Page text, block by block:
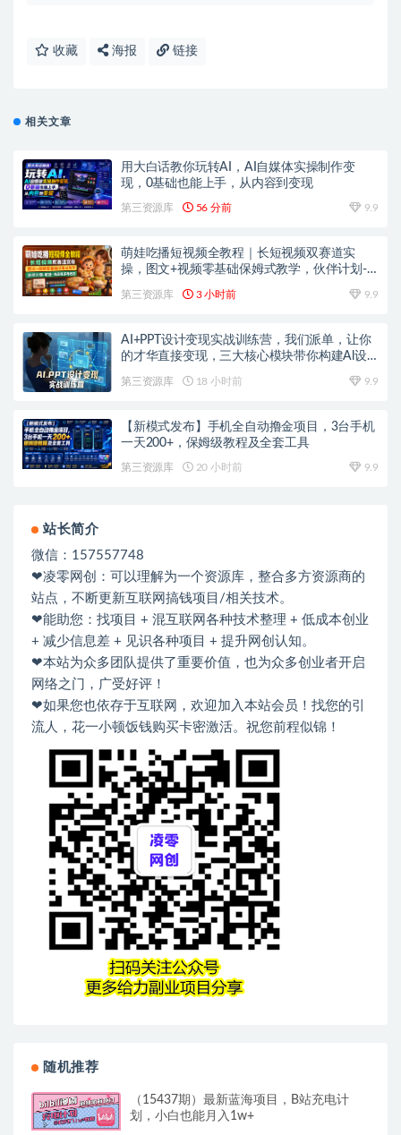
收藏 海报 链接
相关文章
用大白话教你玩转AI，AI自媒体实操制作变
现，0基础也能上手，从内容到变现
第三资源库 56 分前 9.9
萌娃吃播短视频全教程｜长短视频双赛道实
操，图文+视频零基础保姆式教学，伙伴计划-
第三资源库 3 小时前 9.9
AI+PPT设计变现实战训练营，我们派单，让你
的才华直接变现，三大核心模块带你构建Al设
第三资源库 18 小时前 9.9
【新模式发布】手机全自动撸金项目，3台手机
一天200+，保姆级教程及全套工具
第三资源库 20 小时前 9.9
站长简介
微信：157557748
❤凌零网创：可以理解为一个资源库，整合多方资源商的
站点，不断更新互联网搞钱项目/相关技术。
❤能助您：找项目 + 混互联网各种技术整理 + 低成本创业
+ 减少信息差 + 见识各种项目 + 提升网创认知。
❤本站为众多团队提供了重要价值，也为众多创业者开启
网络之门，广受好评！
❤如果您也依存于互联网，欢迎加入本站会员！找您的引
流人，花一小顿饭钱购买卡密激活。祝您前程似锦！
随机推荐
（15437期）最新蓝海项目，B站充电计
划，小白也能月入1w+